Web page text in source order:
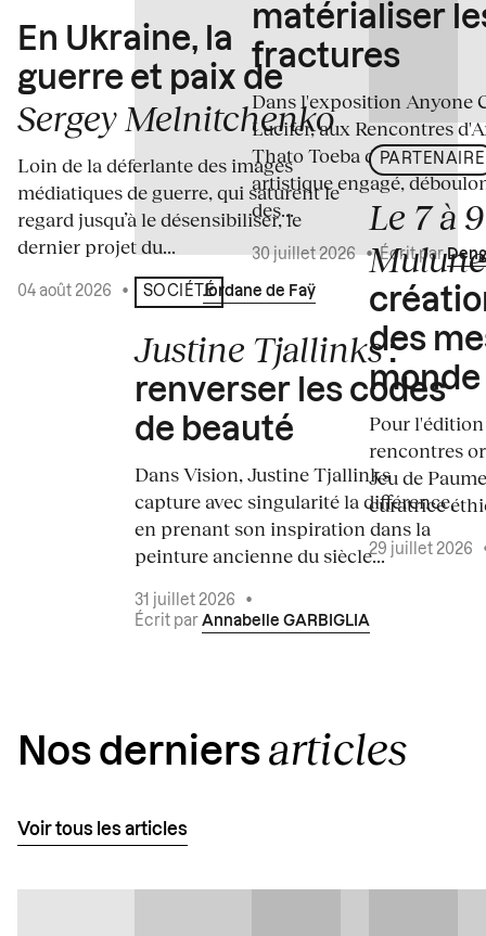
En Ukraine, la
guerre et paix de
Sergey Melnitchenko
Loin de la déferlante des images
médiatiques de guerre, qui saturent le
regard jusqu’à le désensibiliser, le
dernier projet du...
04 août 2026 • Écrit par Jordane de Faÿ
SOCIÉTÉ
Justine Tjallinks:
renverser les codes
de beauté
Dans Vision, Justine Tjallinks
capture avec singularité la différence,
en prenant son inspiration dans la
peinture ancienne du siècle...
31 juillet 2026
•
Écrit par Annabelle GARBIGLIA
matérialiser
fractures
Dans l'exposition Anyone
Lucifer, aux Rencontres
Thato Toeba dévoile un
artistique engagé,
des...
30 juillet 2026•Écrit par
PARTENAIRE
Le 7 à
des
monde
Pour l'édition
rencontres
Jeu de
curatrice
29 juillet 2026
Nos derniers articles
Voir tous les articles